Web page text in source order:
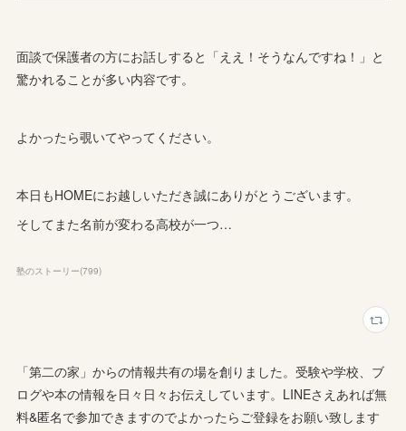
面談で保護者の方にお話しすると「ええ！そうなんですね！」と
驚かれることが多い内容です。
よかったら覗いてやってください。
本日もHOMEにお越しいただき誠にありがとうございます。
そしてまた名前が変わる高校が一つ…
塾のストーリー(799)
「第二の家」からの情報共有の場を創りました。受験や学校、ブ
ログや本の情報を日々日々お伝えしています。LINEさえあれば無
料&匿名で参加できますのでよかったらご登録をお願い致します